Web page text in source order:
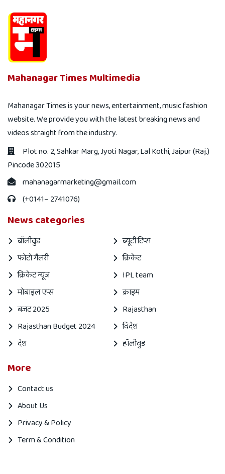
Mahanagar Times Multimedia
Mahanagar Times is your news, entertainment, music fashion
website. We provide you with the latest breaking news and
videos straight from the industry.
Plot no. 2, Sahkar Marg, Jyoti Nagar, Lal Kothi, Jaipur (Raj.)
Pincode 302015
mahanagarmarketing@gmail.com
(+0141– 2741076)
News categories
बॉलीवुड
ब्यूटी टिप्स
फोटो गैलरी
क्रिकेट
क्रिकेट न्यूज़
IPL team
मोबाइल एप्स
क्राइम
बजट 2025
Rajasthan
Rajasthan Budget 2024
विदेश
देश
हॉलीवुड
More
Contact us
About Us
Privacy & Policy
Term & Condition